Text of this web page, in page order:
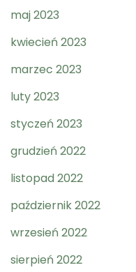
maj 2023
kwiecień 2023
marzec 2023
luty 2023
styczeń 2023
grudzień 2022
listopad 2022
październik 2022
wrzesień 2022
sierpień 2022